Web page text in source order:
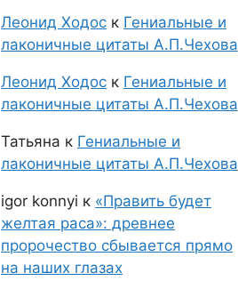
Леонид Ходос к Гениальные и
лаконичные цитаты А.П.Чехова
Леонид Ходос к Гениальные и
лаконичные цитаты А.П.Чехова
Татьяна к Гениальные и
лаконичные цитаты А.П.Чехова
igor konnyi к «Править будет
желтая раса»: древнее
пророчество сбывается прямо
на наших глазах